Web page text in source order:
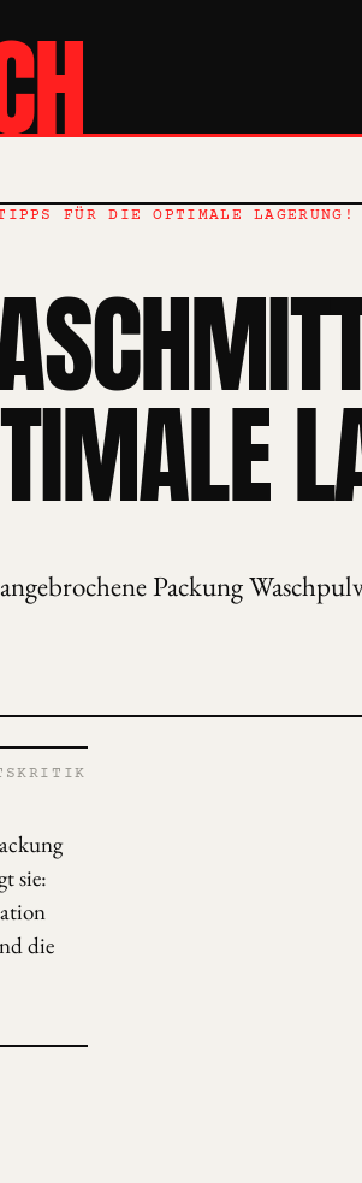
FÜR DIE OPTIMALE LAGERUNG!
Packung
sie:
die